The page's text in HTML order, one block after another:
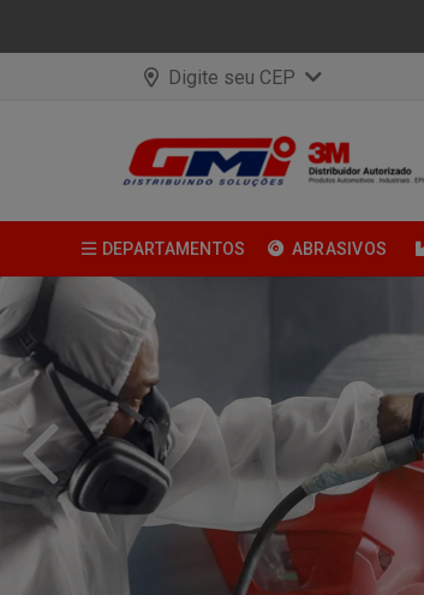
Digite seu CEP
DEPARTAMENTOS ABRASIVOS